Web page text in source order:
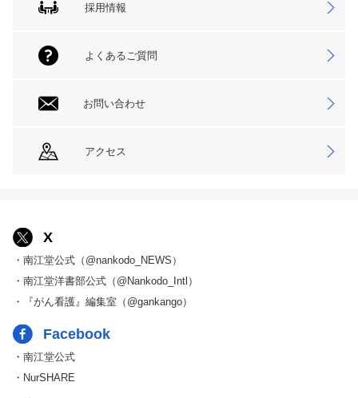
採用情報
よくあるご質問
お問い合わせ
アクセス
X
・南江堂公式（@nankodo_NEWS）
・南江堂洋書部公式（@Nankodo_Intl）
・『がん看護』編集室（@gankango）
Facebook
・南江堂公式
・NurSHARE